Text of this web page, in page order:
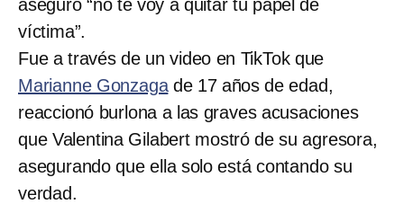
aseguró “no te voy a quitar tú papel de
víctima”.
Fue a través de un video en TikTok que
Marianne Gonzagade 17 años de edad,
reaccionó burlona a las graves acusaciones
que Valentina Gilabert mostró de su agresora,
asegurando que ella solo está contando su
verdad.